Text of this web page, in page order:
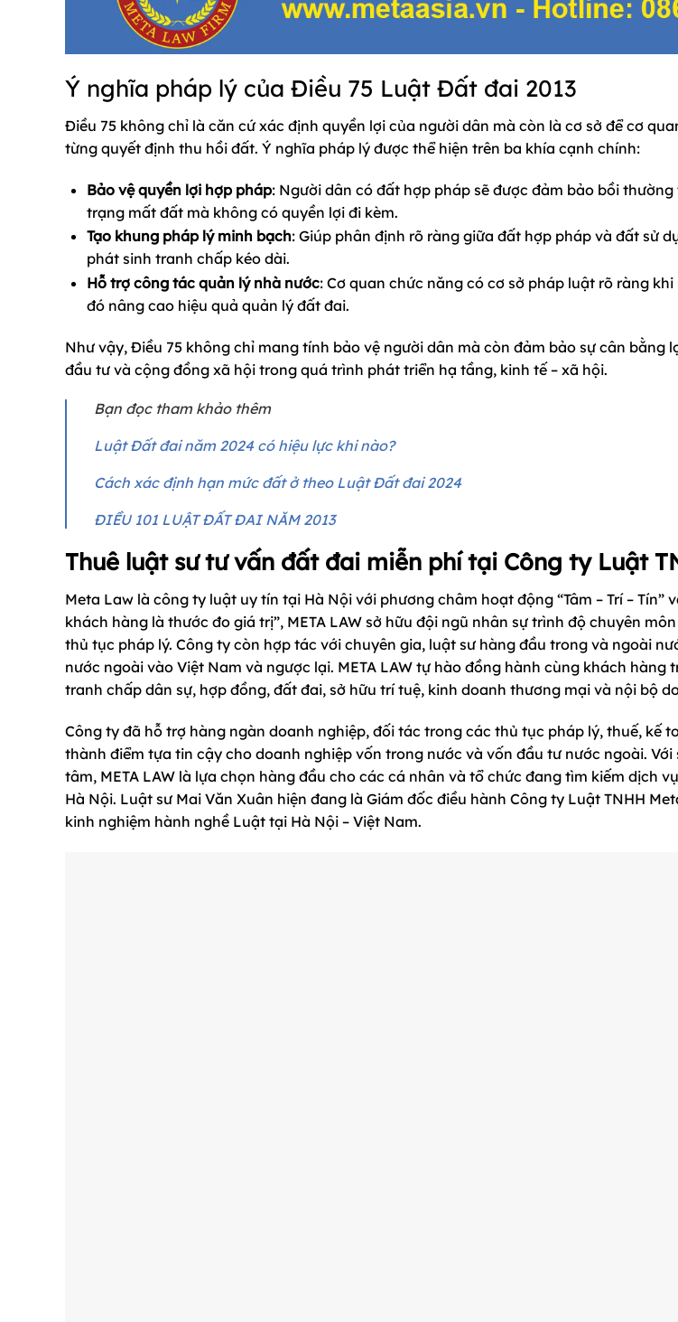
Ý nghĩa pháp lý của Điều 75 Luật Đất đai 2013
Điều 75 không chỉ là căn cứ xác định quyền lợi của người dân mà còn là cơ sở để cơ
từng quyết định thu hồi đất. Ý nghĩa pháp lý được thể hiện trên ba khía cạnh chính:
Bảo vệ quyền lợi hợp pháp: Người dân có đất hợp pháp sẽ được đảm bảo bồi
trạng mất đất mà không có quyền lợi đi kèm.
Tạo khung pháp lý minh bạch: Giúp phân định rõ ràng giữa đất hợp pháp và đất sử
phát sinh tranh chấp kéo dài.
Hỗ trợ công tác quản lý nhà nước: Cơ quan chức năng có cơ sở pháp luật rõ ràng
đó nâng cao hiệu quả quản lý đất đai.
Như vậy, Điều 75 không chỉ mang tính bảo vệ người dân mà còn đảm bảo sự cân bằng
đầu tư và cộng đồng xã hội trong quá trình phát triển hạ tầng, kinh tế – xã hội.
Bạn đọc tham khảo thêm
Luật Đất đai năm 2024 có hiệu lực khi nào?
Cách xác định hạn mức đất ở theo Luật Đất đai 2024
ĐIỀU 101 LUẬT ĐẤT ĐAI NĂM 2013
Thuê luật sư tư vấn đất đai miễn phí tại Công ty Luật
Meta Law là công ty luật uy tín tại Hà Nội với phương châm hoạt động “Tâm – Trí – Tín”
khách hàng là thước đo giá trị”, META LAW sở hữu đội ngũ nhân sự trình độ chuyên
thủ tục pháp lý. Công ty còn hợp tác với chuyên gia, luật sư hàng đầu trong và ngoài
nước ngoài vào Việt Nam và ngược lại. META LAW tự hào đồng hành cùng khách hàng
tranh chấp dân sự, hợp đồng, đất đai, sở hữu trí tuệ, kinh doanh thương mại và nội bộ
Công ty đã hỗ trợ hàng ngàn doanh nghiệp, đối tác trong các thủ tục pháp lý, thuế, kế
thành điểm tựa tin cậy cho doanh nghiệp vốn trong nước và vốn đầu tư nước ngoài. Với
tâm, META LAW là lựa chọn hàng đầu cho các cá nhân và tổ chức đang tìm kiếm dịch
Hà Nội. Luật sư Mai Văn Xuân hiện đang là Giám đốc điều hành Công ty Luật TNHH
kinh nghiệm hành nghề Luật tại Hà Nội – Việt Nam.